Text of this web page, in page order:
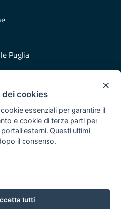
Puglia
del POR Puglia 2014/2020 -
Puglia
×
dei cookies
essenziali per garantire il
e cookie di terze parti per
esterni. Questi ultimi
il consenso.
tutti